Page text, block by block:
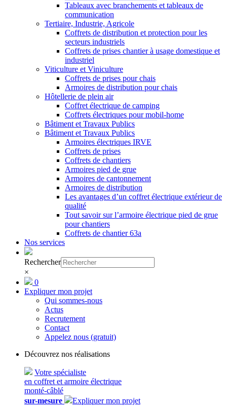
Tableaux avec branchements et tableaux de
communication
Tertiaire, Industrie, Agricole
Coffrets de distribution et protection pour les
secteurs industriels
Coffrets de prises chantier à usage domestique et
industriel
Viticulture et Viniculture
Coffrets de prises pour chais
Armoires de distribution pour chais
Hôtellerie de plein air
Coffret électrique de camping
Coffrets électriques pour mobil-home
Bâtiment et Travaux Publics
Bâtiment et Travaux Publics
Armoires électriques IRVE
Coffrets de prises
Coffrets de chantiers
Armoires pied de grue
Armoires de cantonnement
Armoires de distribution
Les avantages d’un coffret électrique extérieur de
qualité
Tout savoir sur l’armoire électrique pied de grue
pour chantiers
Coffrets de chantier 63a
Nos services
Rechercher
×
0
Expliquer mon projet
Qui sommes-nous
Actus
Recrutement
Contact
Appelez nous (gratuit)
Découvrez nos réalisations
Votre spécialiste
en coffret et armoire électrique
monté-câblé
sur-mesure
Expliquer mon projet